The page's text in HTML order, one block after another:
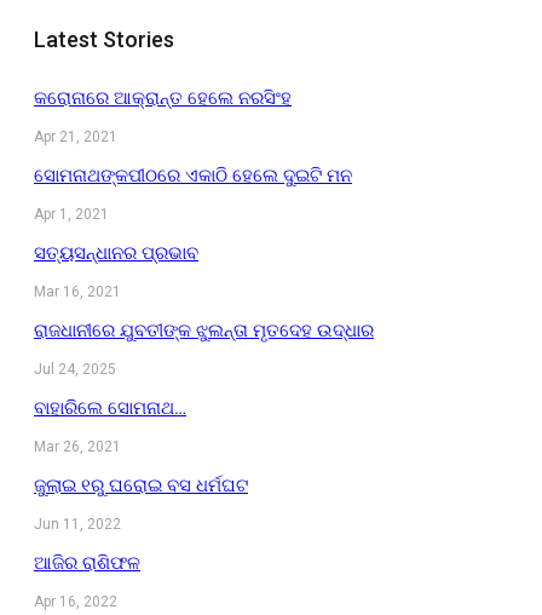
Latest Stories
କରୋନାରେ ଆକ୍ରାନ୍ତ ହେଲେ ନରସିଂହ
Apr 21, 2021
ସୋମନାଥଙ୍କପୀଠରେ ଏକାଠି ହେଲେ ଦୁଇଟି ମନ
Apr 1, 2021
ସତ୍ୟସନ୍ଧାନର ପ୍ରଭାବ
Mar 16, 2021
ରାଜଧାନୀରେ ଯୁବତୀଙ୍କ ଝୁଲନ୍ତା ମୃତଦେହ ଉଦ୍ଧାର
Jul 24, 2025
ବାହାରିଲେ ସୋମନାଥ…
Mar 26, 2021
ଜୁଲାଇ ୧ରୁ ଘରୋଇ ବସ ଧର୍ମଘଟ
Jun 11, 2022
ଆଜିର ରାଶିଫଳ
Apr 16, 2022